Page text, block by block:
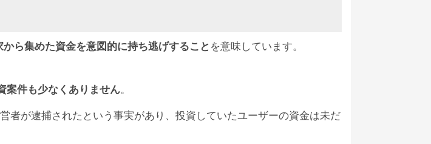
ら集めた資金を意図的に持ち逃げすること を意味しています。
案件も少なくありません。
者が逮捕されたという事実があり、投資していたユーザーの資金は未だ